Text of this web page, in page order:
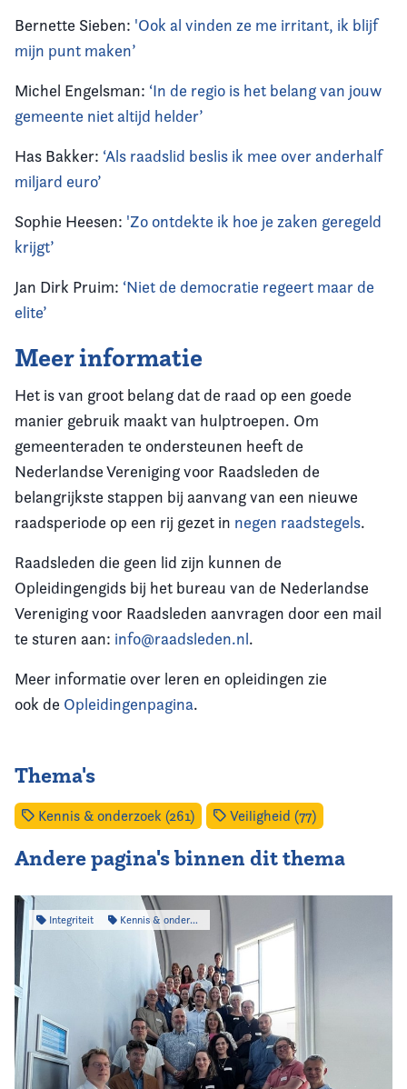
Bernette Sieben: 'Ook al vinden ze me irritant, ik blijf
mijn punt maken’
Michel Engelsman: ‘In de regio is het belang van jouw
gemeente niet altijd helder’
Has Bakker: ‘Als raadslid beslis ik mee over anderhalf
miljard euro’
Sophie Heesen: 'Zo ontdekte ik hoe je zaken geregeld
krijgt’
Jan Dirk Pruim: ‘Niet de democratie regeert maar de
elite’
Meer informatie
Het is van groot belang dat de raad op een goede
manier gebruik maakt van hulptroepen. Om
gemeenteraden te ondersteunen heeft de
Nederlandse Vereniging voor Raadsleden de
belangrijkste stappen bij aanvang van een nieuwe
raadsperiode op een rij gezet in negen raadstegels.
Raadsleden die geen lid zijn kunnen de
Opleidingengids bij het bureau van de Nederlandse
Vereniging voor Raadsleden aanvragen door een mail
te sturen aan: info@raadsleden.nl.
Meer informatie over leren en opleidingen zie
ook de Opleidingenpagina.
Thema's
Kennis & onderzoek (261) Veiligheid (77)
Andere pagina's binnen dit thema
Integriteit Kennis & onderzoek